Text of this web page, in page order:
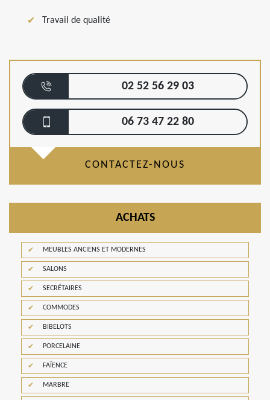
Travail de qualité
02 52 56 29 03
06 73 47 22 80
CONTACTEZ-NOUS
ACHATS
MEUBLES ANCIENS ET MODERNES
SALONS
SECRÉTAIRES
COMMODES
BIBELOTS
PORCELAINE
FAÏENCE
MARBRE